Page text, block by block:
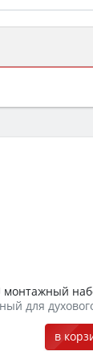
монтажный
в